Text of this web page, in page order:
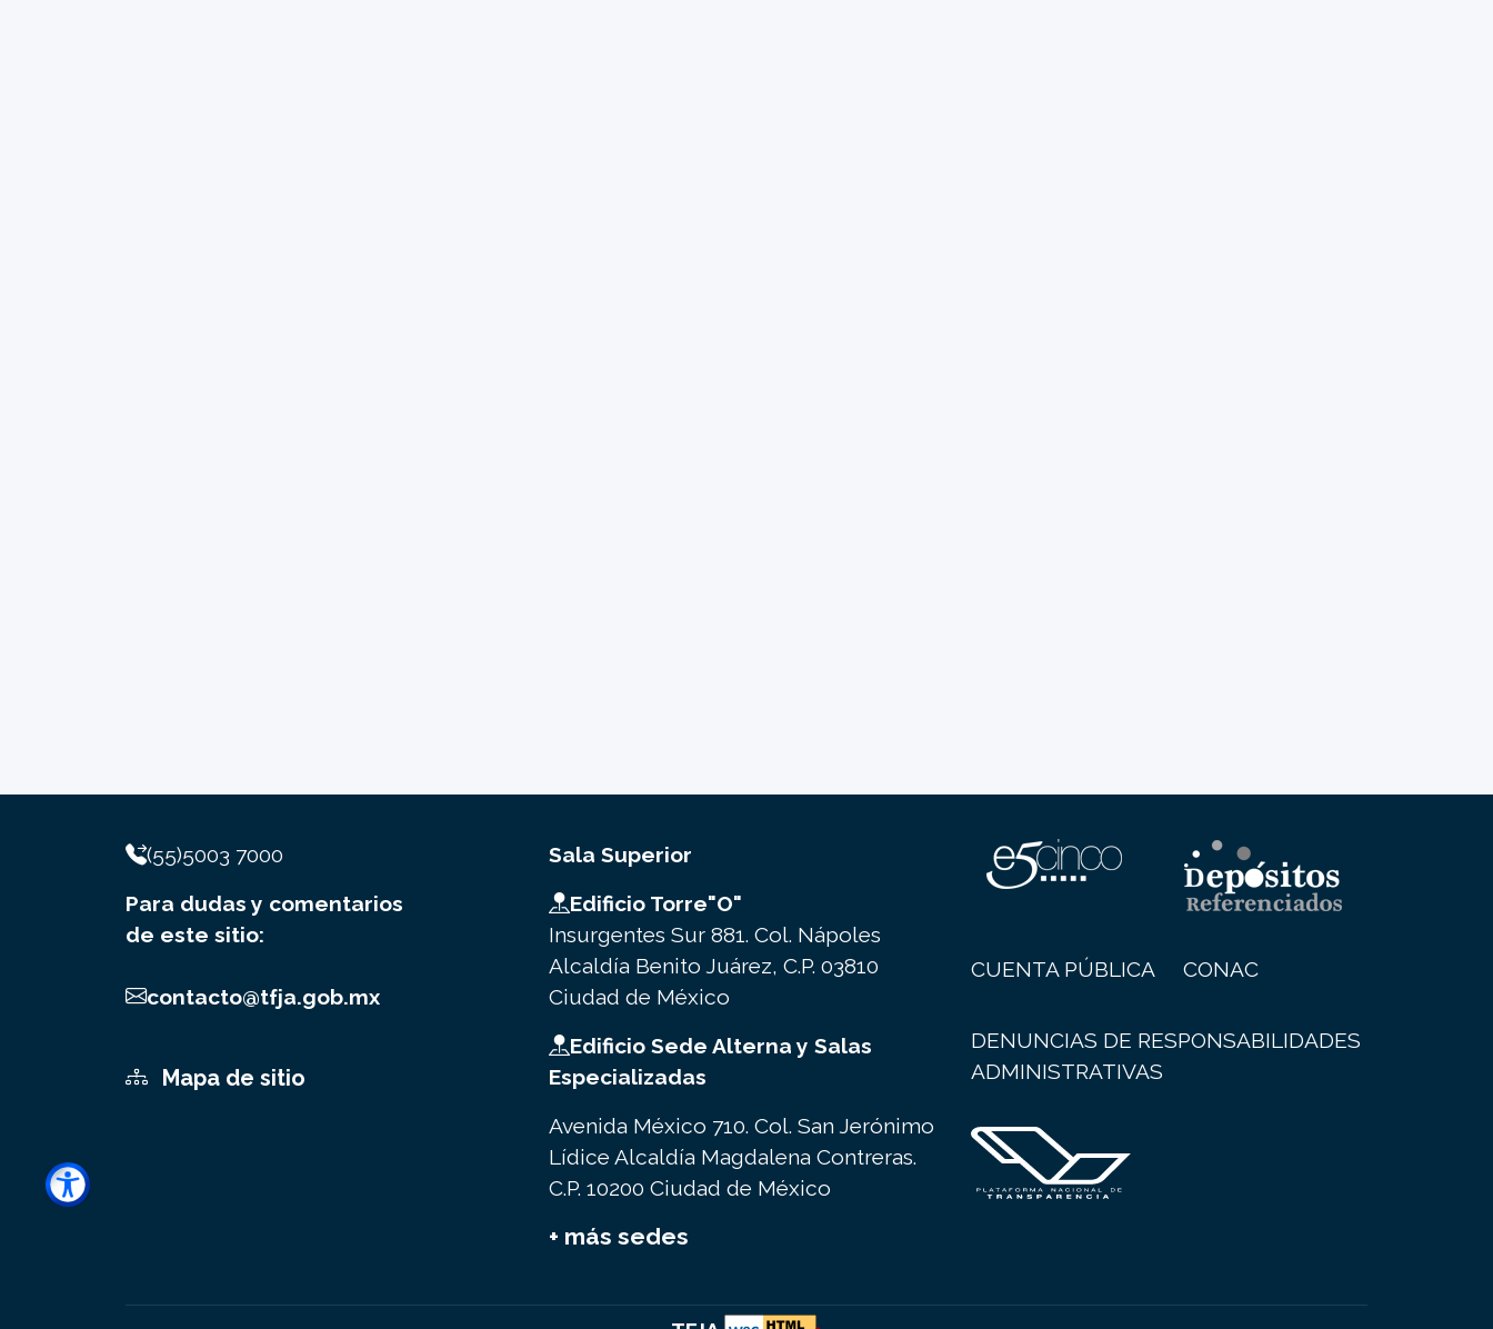
(55)5003 7000
Para dudas y comentarios
de este sitio:
contacto@tfja.gob.mx
Mapa de sitio
Sala Superior
Edificio Torre"O"
Insurgentes Sur 881. Col. Nápoles
Alcaldía Benito Juárez, C.P. 03810
Ciudad de México
Edificio Sede Alterna y Salas
Especializadas
Avenida México 710. Col. San Jerónimo
Lídice Alcaldía Magdalena Contreras.
C.P. 10200 Ciudad de México
+ más sedes
CUENTA PÚBLICA CONAC
DENUNCIAS DE RESPONSABILIDADES
ADMINISTRATIVAS